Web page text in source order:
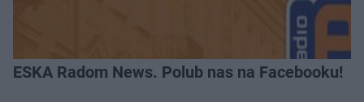
ESKA Radom News. Polub nas na Facebooku!